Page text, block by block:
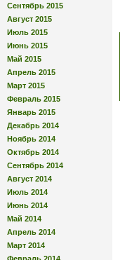
Сентябрь 2015
Август 2015
Июль 2015
Июнь 2015
Май 2015
Апрель 2015
Март 2015
Февраль 2015
Январь 2015
Декабрь 2014
Ноябрь 2014
Октябрь 2014
Сентябрь 2014
Август 2014
Июль 2014
Июнь 2014
Май 2014
Апрель 2014
Март 2014
Февраль 2014